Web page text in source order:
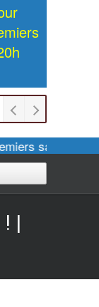
samedis
! |